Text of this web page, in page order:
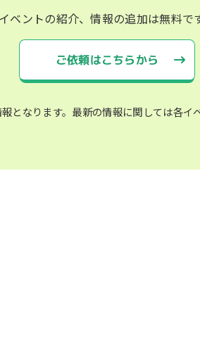
イベントの紹介、情報の追加は無料で
ご依頼はこちらから
となります。最新の情報に関しては各イ